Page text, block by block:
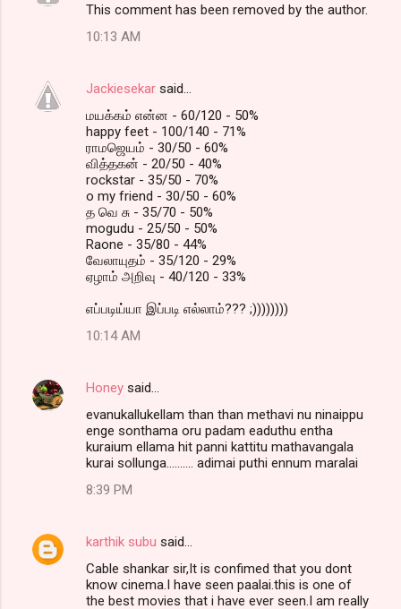
This comment has been removed by the author.
10:13 AM
Jackiesekar said…
மயக்கம் என்ன - 60/120 - 50%
happy feet - 100/140 - 71%
ராமஜெயம் - 30/50 - 60%
வித்தகன் - 20/50 - 40%
rockstar - 35/50 - 70%
o my friend - 30/50 - 60%
த வெ சு - 35/70 - 50%
mogudu - 25/50 - 50%
Raone - 35/80 - 44%
வேலாயுதம் - 35/120 - 29%
ஏழாம் அறிவு - 40/120 - 33%
எப்படிய்யா இப்படி எல்லாம்??? ;))))))))
10:14 AM
Honey said…
evanukallukellam than than methavi nu ninaippu
enge sonthama oru padam eaduthu entha
kuraium ellama hit panni kattitu mathavangala
kurai sollunga.......... adimai puthi ennum maralai
8:39 PM
karthik subu said…
Cable shankar sir,It is confimed that you dont
know cinema.I have seen paalai.this is one of
the best movies that i have ever seen.I am really